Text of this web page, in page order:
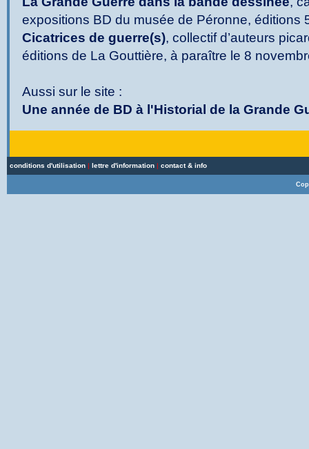
expositions BD du musée de Péronne, éditions
Cicatrices de guerre(s), collectif d’auteurs
éditions de La Gouttière, à paraître le 8
Aussi sur le site :
Une année de BD à l'Historial de la Grande
conditions d'utilisation | lettre d'information | contact & info